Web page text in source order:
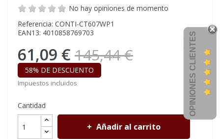
No hay opiniones de momento
Referencia: CONTI-CT607WP1
EAN13: 4010858769703
61,09 € 145,44 €
58% DE DESCUENTO
Impuestos incluidos
Cantidad
Añadir al carrito
OPINIONES CLIENTES